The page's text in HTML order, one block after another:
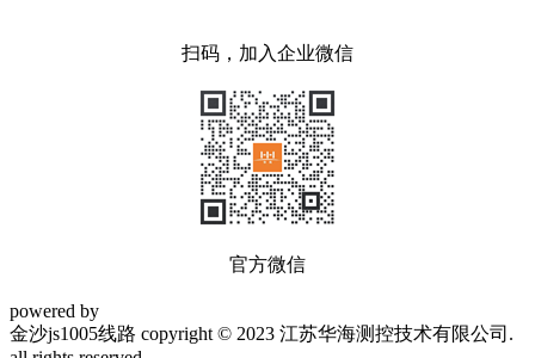
扫码，加入企业微信
官方微信
powered by
金沙js1005线路 copyright © 2023 江苏华海测控技术有限公司.